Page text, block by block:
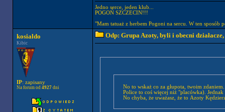
Jedno serce, jeden klub...
POGOŃ SZCZECIN!!!
"Mam tatuaż z herbem Pogoni na sercu. W ten
kosialdo
Kibic
IP: zapisany
Na forum od 4927dni
Odp: Grupa Azoty, byli i obecni działacze,
No to wskaż co za głupota, twoim zdaniem. Wiele różnych placówek Azotów sponsoruje wiele różnych dyscyplin (Chociaż wiadomo, że